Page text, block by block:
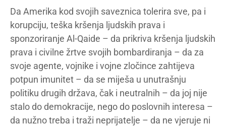
Da Amerika kod svojih saveznica tolerira sve, pa i
korupciju, teška kršenja ljudskih prava i
sponzoriranje Al-Qaide – da prikriva kršenja ljudskih
prava i civilne žrtve svojih bombardiranja – da za
svoje agente, vojnike i vojne zločince zahtijeva
potpun imunitet – da se miješa u unutrašnju
politiku drugih država, čak i neutralnih – da joj nije
stalo do demokracije, nego do poslovnih interesa –
da nužno treba i traži neprijatelje – da ne vjeruje ni